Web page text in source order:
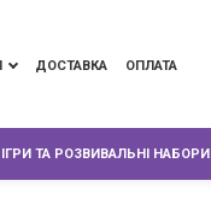
ДОСТАВКА ОПЛАТА
ІГРИ ТА РОЗВИВАЛЬНІ НАБОРИ